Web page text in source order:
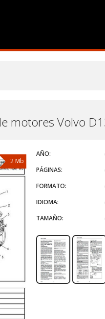
motores Volvo
2 Mb
AÑO:
PÁGINAS:
FORMATO:
IDIOMA:
TAMAÑO: